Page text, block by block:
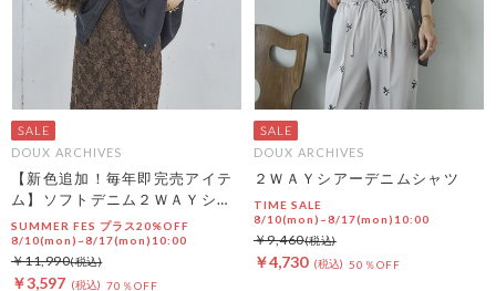
DOUX ARCHIVES
【新色追加！毎年即完売アイテ
ム】ソフトデニム２ＷＡＹシャ
ツ
SUMMER FES プラス20%OFF
8/10(mon)~8/17(mon)10:00
￥3,597 70％OFF
￥11,990
DOUX ARCHIVES
２ＷＡＹシアーデニムシャツ
TIME SALE
8/10(mon)~8/17(mon)10:00
￥4,730 50％OFF
￥9,460